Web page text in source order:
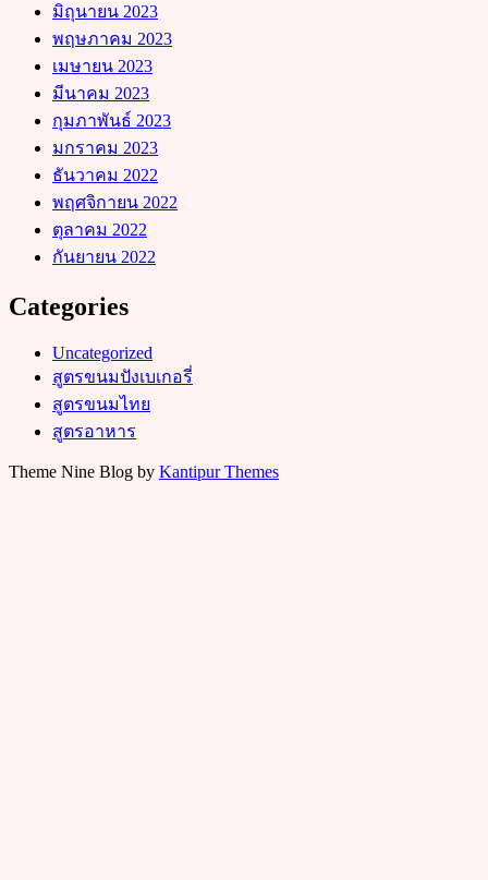
มิถุนายน 2023
พฤษภาคม 2023
เมษายน 2023
มีนาคม 2023
กุมภาพันธ์ 2023
มกราคม 2023
ธันวาคม 2022
พฤศจิกายน 2022
ตุลาคม 2022
กันยายน 2022
Categories
Uncategorized
สูตรขนมปังเบเกอรี่
สูตรขนมไทย
สูตรอาหาร
Theme Nine Blog by Kantipur Themes